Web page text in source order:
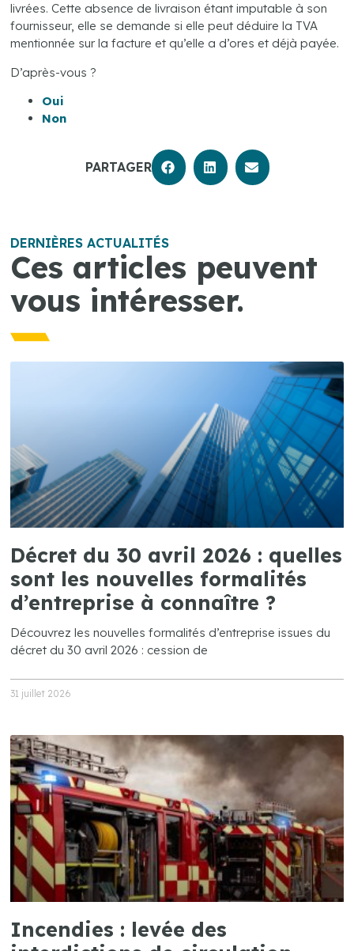
livrées. Cette absence de livraison étant imputable à son
fournisseur, elle se demande si elle peut déduire la TVA
mentionnée sur la facture et qu’elle a d’ores et déjà payée.
D’après-vous ?
Oui
Non
PARTAGER
DERNIÈRES ACTUALITÉS
Ces articles peuvent
vous intéresser.
Décret du 30 avril 2026 : quelles
sont les nouvelles formalités
d’entreprise à connaître ?
Découvrez les nouvelles formalités d’entreprise issues du
décret du 30 avril 2026 : cession de
31 juillet 2026
Incendies : levée des